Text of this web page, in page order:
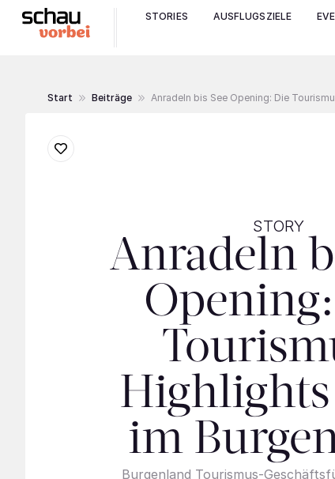
STORIES AUSFLUGSZIELE
Start Beiträge Anradeln bis See Opening: Die
STORY
Anradeln
Highlights
im
Burgenland Tourismus-